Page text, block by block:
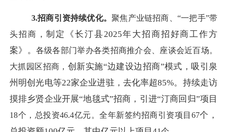
3.招商引资持续优化。聚焦产业链招商、 “一把手”带
头招商
，制定《长汀县2025年大招商招好商工作方
案》。 各级各部门举办各类招商推介会、座谈会近百场。
大抓园区招商， 创新实施“边建设边招商”模式，吸引泉
州明创光电等22家企业进驻，去化率超85%。持续走访
摸排乡贤企业开展“地毯式”招商，引进“汀商回归”项目
18个，总投资46.4亿元。全年新签约招商引资项目 67个，